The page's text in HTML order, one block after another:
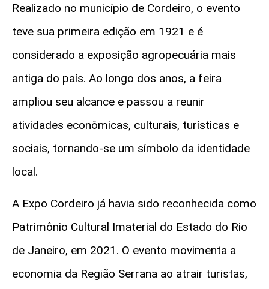
Realizado no município de Cordeiro, o evento
teve sua primeira edição em 1921 e é
considerado a exposição agropecuária mais
antiga do país. Ao longo dos anos, a feira
ampliou seu alcance e passou a reunir
atividades econômicas, culturais, turísticas e
sociais, tornando-se um símbolo da identidade
local.
A Expo Cordeiro já havia sido reconhecida como
Patrimônio Cultural Imaterial do Estado do Rio
de Janeiro, em 2021. O evento movimenta a
economia da Região Serrana ao atrair turistas,